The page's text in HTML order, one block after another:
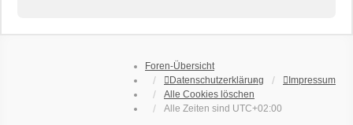
Foren-Übersicht
Datenschutzerklärung
Impressum
Alle Cookies löschen
Alle Zeiten sind UTC+02:00